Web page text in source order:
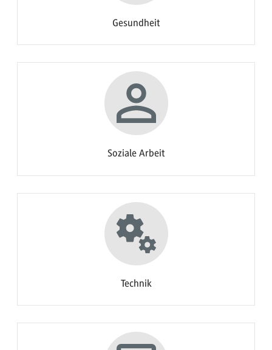
Gesundheit
Soziale Arbeit
Technik